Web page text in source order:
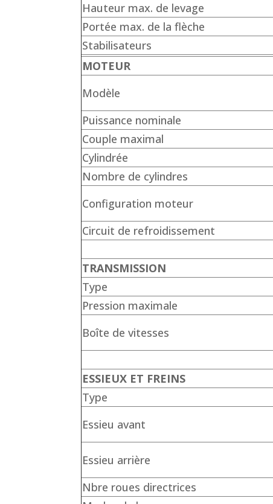
Hauteur max. de levage
Portée max. de la flèche
Stabilisateurs
MOTEUR
Modèle
Puissance nominale
Couple maximal
Cylindrée
Nombre de cylindres
Configuration moteur
Circuit de refroidissement
TRANSMISSION
Type
Pression maximale
Boîte de vitesses
ESSIEUX ET FREINS
Type
Essieu avant
Essieu arrière
Nbre roues directrices